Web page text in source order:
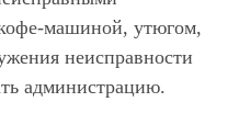
машиной, утюгом,
неисправности
администрацию.